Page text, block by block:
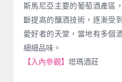
斯馬尼亞主要的葡萄酒產區
斷提高的釀酒技術，逐漸受
愛好者的天堂，當地有多個
細細品味。
【入內參觀】 塔瑪酒莊